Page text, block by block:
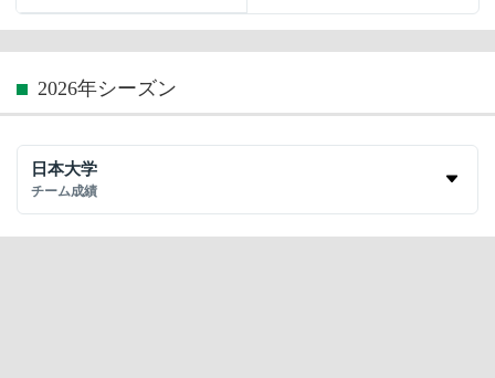
2026年シーズン
日本大学
チーム成績